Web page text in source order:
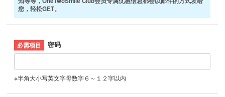
您，轻松GET。
密码
※半角大小写英文字母数字６～１２字以内